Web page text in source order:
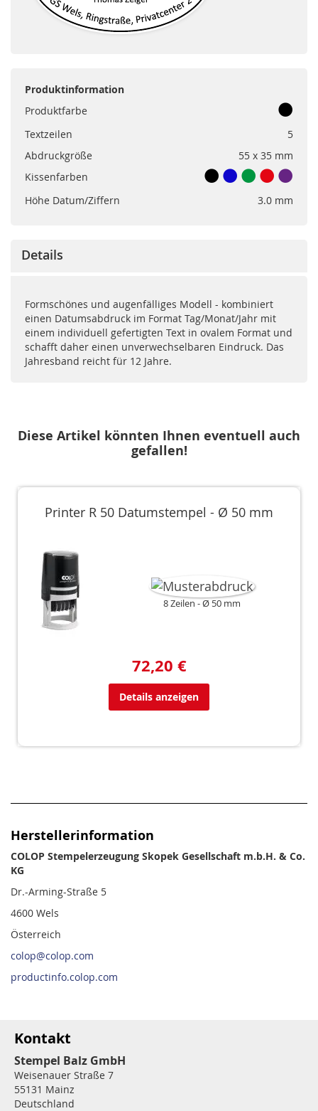
Produktinformation
Produktfarbe
Textzeilen
5
Abdruckgröße
55 x 35 mm
Kissenfarben
Höhe Datum/Ziffern
3.0 mm
Details
Formschönes und augenfälliges Modell - kombiniert
einen Datumsabdruck im Format Tag/Monat/Jahr mit
einem individuell gefertigten Text in ovalem Format und
schafft daher einen unverwechselbaren Eindruck. Das
Jahresband reicht für 12 Jahre.
Diese Artikel könnten Ihnen eventuell auch
gefallen!
Printer R 50 Datumstempel - Ø 50 mm
8 Zeilen Ø 50 mm
72,20 €
Details anzeigen
Herstellerinformation
COLOP Stempelerzeugung Skopek Gesellschaft m.b.H. & Co.
KG
Dr.-Arming-Straße 5
4600 Wels
Österreich
colop@colop.com
productinfo.colop.com
Kontakt
Stempel Balz GmbH
Weisenauer Straße 7
55131 Mainz
Deutschland